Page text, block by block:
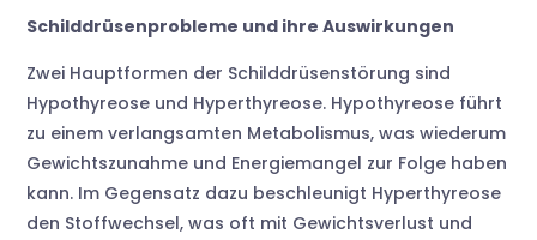
Schilddrüsenprobleme und ihre Auswirkungen
Zwei Hauptformen der Schilddrüsenstörung sind
Hypothyreose und Hyperthyreose. Hypothyreose führt
zu einem verlangsamten Metabolismus, was wiederum
Gewichtszunahme und Energiemangel zur Folge haben
kann. Im Gegensatz dazu beschleunigt Hyperthyreose
den Stoffwechsel, was oft mit Gewichtsverlust und